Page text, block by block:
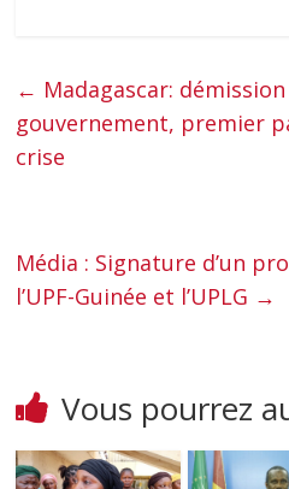
← Madagascar:
gouvernement, premier
crise
Média : Signature d’un
l’UPF-Guinée et l’UPLG →
Vous pourrez